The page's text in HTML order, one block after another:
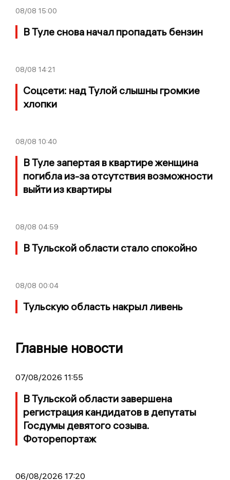
08/08 15:00
В Туле снова начал пропадать бензин
08/08 14:21
Соцсети: над Тулой слышны громкие
хлопки
08/08 10:40
В Туле запертая в квартире женщина
погибла из-за отсутствия возможности
выйти из квартиры
08/08 04:59
В Тульской области стало спокойно
08/08 00:04
Тульскую область накрыл ливень
Главные новости
07/08/2026 11:55
В Тульской области завершена
регистрация кандидатов в депутаты
Госдумы девятого созыва.
Фоторепортаж
06/08/2026 17:20